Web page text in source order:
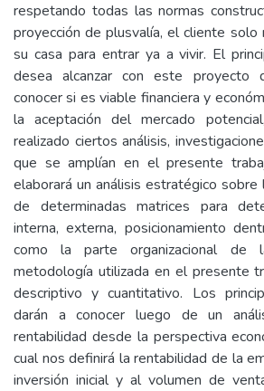
respetando todas las normas
proyección de plusvalía, el cliente solo
su casa para entrar ya a vivir. El
desea alcanzar con este proyecto
conocer si es viable financiera y
la aceptación del mercado
realizado ciertos análisis,
que se amplían en el presente
elaborará un análisis estratégico
de determinadas matrices para
interna, externa, posicionamiento
como la parte organizacional de
metodología utilizada en el presente
descriptivo y cuantitativo. Los
darán a conocer luego de un
rentabilidad desde la perspectiva
cual nos definirá la rentabilidad de la
inversión inicial y al volumen de